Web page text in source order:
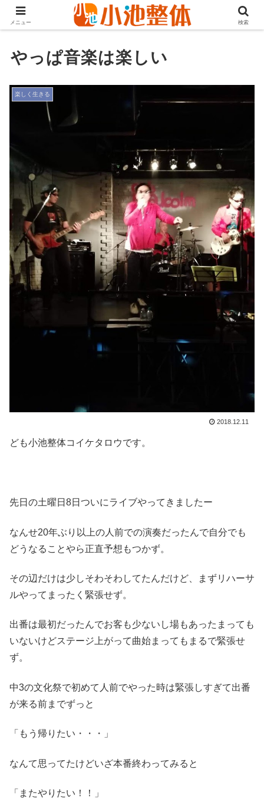
ＪＲ山手線高田馬場駅より徒歩3分・早稲田・新大久保からも至近
やっぱ音楽は楽しい
楽しく生きる
2018.12.11
ども小池整体コイケタロウです。
先日の土曜日8日ついにライブやってきましたー
なんせ20年ぶり以上の人前での演奏だったんで自分でも
どうなることやら正直予想もつかず。
その辺だけは少しそわそわしてたんだけど、まずリハーサ
ルやってまったく緊張せず。
出番は最初だったんでお客も少ないし場もあったまっても
いないけどステージ上がって曲始まってもまるで緊張せ
ず。
中3の文化祭で初めて人前でやった時は緊張しすぎて出番
が来る前までずっと
「もう帰りたい・・・」
なんて思ってたけどいざ本番終わってみると
「またやりたい！！」
メニュー 検索